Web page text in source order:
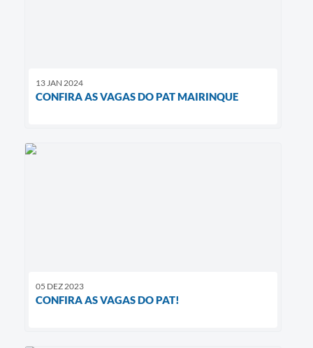
13 JAN 2024
CONFIRA AS VAGAS DO PAT MAIRINQUE
05 DEZ 2023
CONFIRA AS VAGAS DO PAT!